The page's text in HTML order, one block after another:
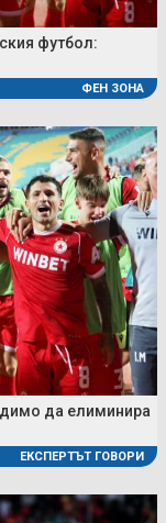
футбол:
ФЕН ЗОНА
да елиминира
ЕКСПЕРТЪТ ГОВОРИ